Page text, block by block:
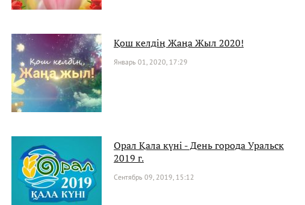
Қош келдің Жаңа Жыл 2020!
Январь 01, 2020, 17:29
Орал Қала күні - День города Уральск
2019 г.
Сентябрь 09, 2019, 15:12